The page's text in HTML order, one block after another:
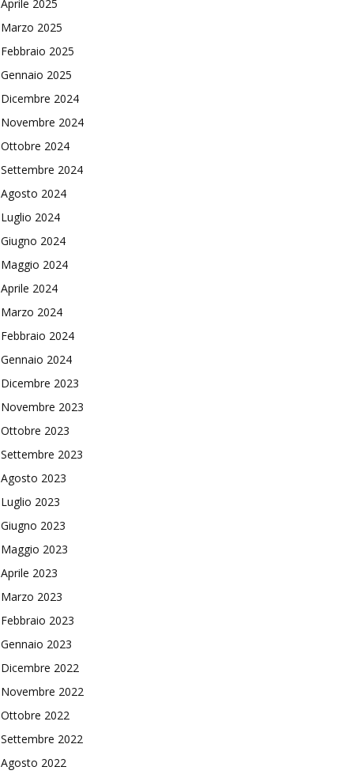
Aprile 2025
Marzo 2025
Febbraio 2025
Gennaio 2025
Dicembre 2024
Novembre 2024
Ottobre 2024
Settembre 2024
Agosto 2024
Luglio 2024
Giugno 2024
Maggio 2024
Aprile 2024
Marzo 2024
Febbraio 2024
Gennaio 2024
Dicembre 2023
Novembre 2023
Ottobre 2023
Settembre 2023
Agosto 2023
Luglio 2023
Giugno 2023
Maggio 2023
Aprile 2023
Marzo 2023
Febbraio 2023
Gennaio 2023
Dicembre 2022
Novembre 2022
Ottobre 2022
Settembre 2022
Agosto 2022